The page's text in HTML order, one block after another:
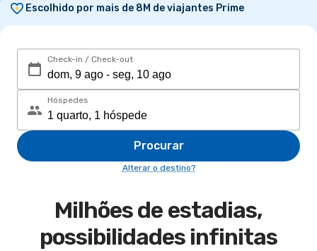
Escolhido por mais de 8M de viajantes Prime
Check-in / Check-out
Hóspedes
Procurar
Alterar o destino?
Milhões de estadias,
possibilidades infinitas